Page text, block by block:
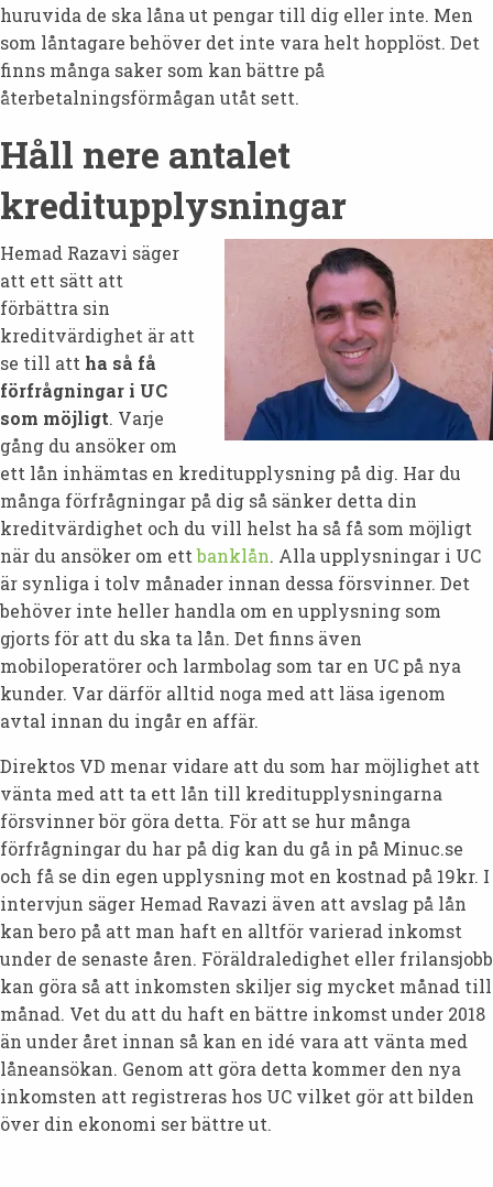
huruvida de ska låna ut pengar till dig eller inte. Men
som låntagare behöver det inte vara helt hopplöst. Det
finns många saker som kan bättre på
återbetalningsförmågan utåt sett.
Håll nere antalet
kreditupplysningar
Hemad Razavi säger
att ett sätt att
förbättra sin
kreditvärdighet är att
se till att ha så få
förfrågningar i UC
som möjligt. Varje
gång du ansöker om
ett lån inhämtas en kreditupplysning på dig. Har du
många förfrågningar på dig så sänker detta din
kreditvärdighet och du vill helst ha så få som möjligt
när du ansöker om ettbanklån. Alla upplysningar i UC
är synliga i tolv månader innan dessa försvinner. Det
behöver inte heller handla om en upplysning som
gjorts för att du ska ta lån. Det finns även
mobiloperatörer och larmbolag som tar en UC på nya
kunder. Var därför alltid noga med att läsa igenom
avtal innan du ingår en affär.
Direktos VD menar vidare att du som har möjlighet att
vänta med att ta ett lån till kreditupplysningarna
försvinner bör göra detta. För att se hur många
förfrågningar du har på dig kan du gå in på Minuc.se
och få se din egen upplysning mot en kostnad på 19kr. I
intervjun säger Hemad Ravazi även att avslag på lån
kan bero på att man haft en alltför varierad inkomst
under de senaste åren. Föräldraledighet eller frilansjobb
kan göra så att inkomsten skiljer sig mycket månad till
månad. Vet du att du haft en bättre inkomst under 2018
än under året innan så kan en idé vara att vänta med
låneansökan. Genom att göra detta kommer den nya
inkomsten att registreras hos UC vilket gör att bilden
över din ekonomi ser bättre ut.